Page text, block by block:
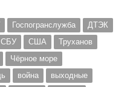
Госпогранслужба
ДТЭК
СБУ США
Труханов
Чёрное море
война
выходные